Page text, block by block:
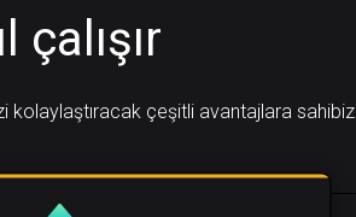
çalışır
kolaylaştıracak çeşitli avantajlara sahibiz